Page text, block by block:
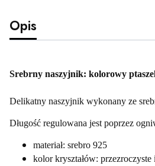
Opis
Srebrny naszyjnik: kolorowy
Delikatny naszyjnik wykonany ze
Długość regulowana jest poprzez
materiał: srebro 925
kolor kryształów: